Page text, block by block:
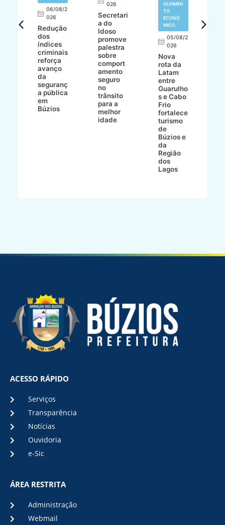
06/08/2
026
Redução
dos
índices
criminais
reforça
avanço
da
seguranç
a pública
em
Búzios
026
Secretari
a do
Idoso
promove
palestra
sobre
comport
amento
seguro
no
trânsito
para a
melhor
idade
OLVIMEN
TO
ECONÔ
MICO
05/08/2
026
Nova
rota da
Latam
entre
Guarulho
s e Cabo
Frio
fortalece
turismo
de
Búzios e
da
Região
dos
Lagos
ACESSO RÁPIDO
Serviços
Transparência
Notícias
Ouvidoria
e-Sic
ÁREA RESTRITA
Administração
Webmail